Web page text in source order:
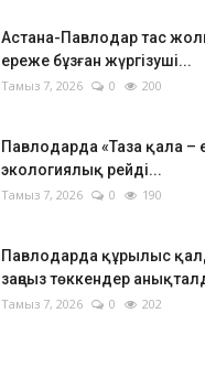
Астана-Павлодар тас
ереже бұзған жүргізуші...
Тамыз 7, 2026 0 200
Павлодарда «Таза қала –
экологиялық рейді...
Тамыз 7, 2026 0 190
Павлодарда құрылыс
заңсыз төккендер
Тамыз 7, 2026 0 202